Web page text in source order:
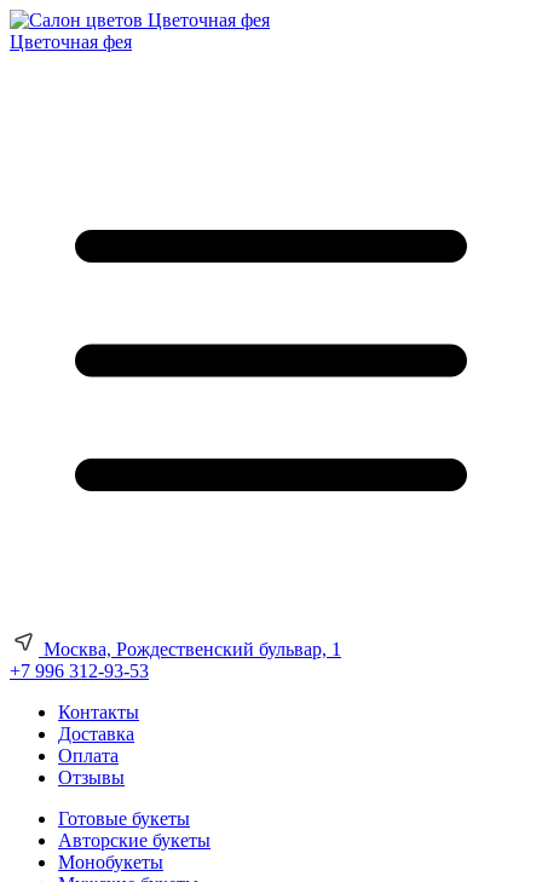
Цветочная фея
Москва, Рождественский бульвар, 1
+7 996 312-93-53
Контакты
Доставка
Оплата
Отзывы
Готовые букеты
Авторские букеты
Монобукеты